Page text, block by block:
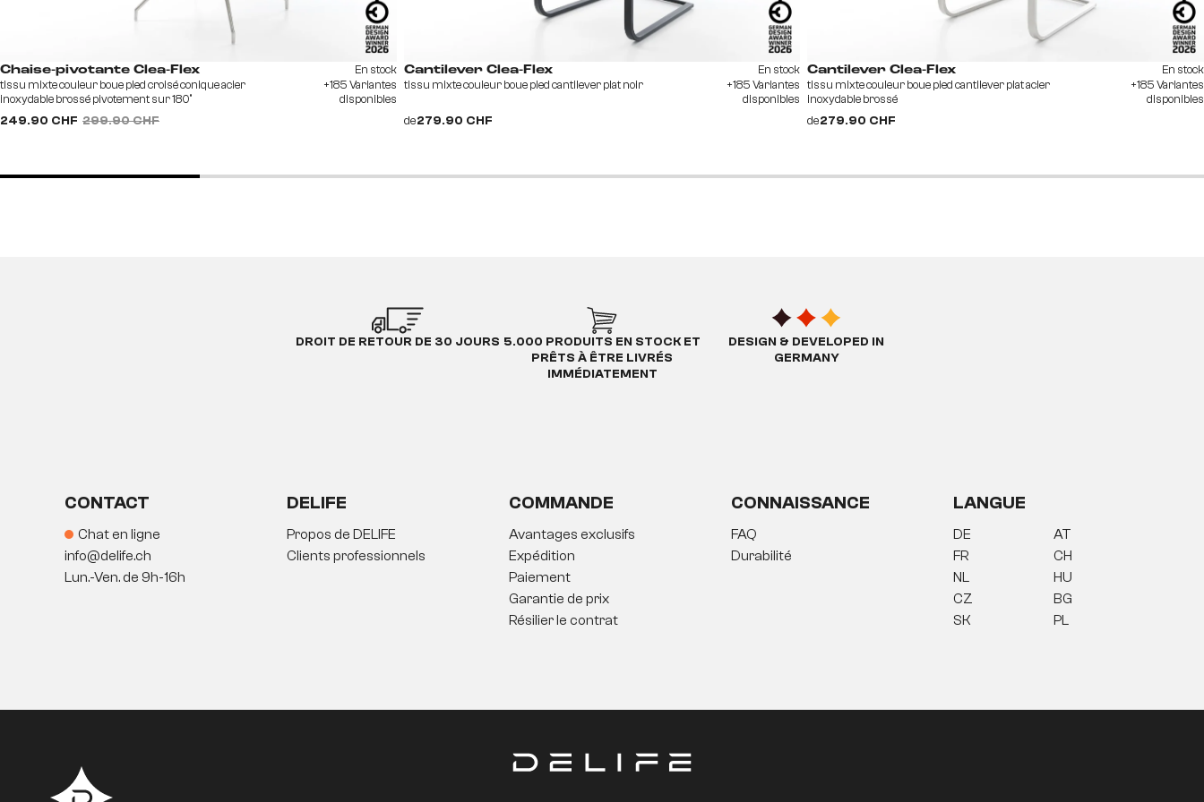
Chaise-pivotante Clea-Flex
tissu mixte couleur boue pied croisé conique acier
inoxydable brossé pivotement sur 180°
249.90 CHF 299.90 CHF
En stock
+185 Variantes
disponibles
Cantilever Clea-Flex
tissu mixte couleur boue pied cantilever plat noir
de279.90 CHF
En stock
+185 Variantes
disponibles
Cantilever Clea-Flex
tissu mixte couleur boue pied cantilever plat acier
inoxydable brossé
de279.90 CHF
En stock
+185 Variantes
disponibles
DROIT DE RETOUR DE 30 JOURS 5.000 PRODUITS EN STOCK ET
PRÊTS À ÊTRE LIVRÉS
IMMÉDIATEMENT
DESIGN & DEVELOPED IN
GERMANY
CONTACT
Chat en ligne
info@delife.ch
Lun.-Ven. de 9h-16h
DELIFE
Propos de DELIFE
Clients professionnels
COMMANDE
Avantages exclusifs
Expédition
Paiement
Garantie de prix
Résilier le contrat
CONNAISSANCE
FAQ
Durabilité
LANGUE
DE
FR
NL
CZ
SK
AT
CH
HU
BG
PL